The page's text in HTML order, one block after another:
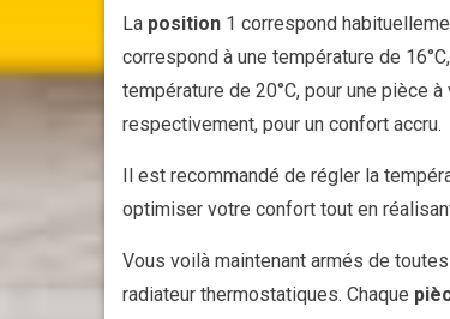
La position 1 correspond
correspond à une température de
température de 20°C, pour une pièce
respectivement, pour un confort accru.
Il est recommandé de régler la
optimiser votre confort tout en
Vous voilà maintenant armés de
radiateur thermostatiques. Chaque